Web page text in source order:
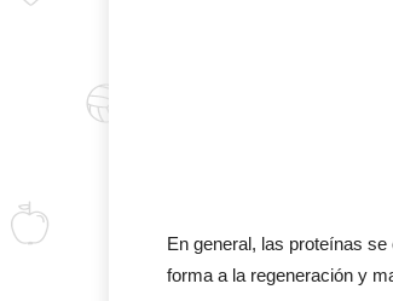
En general, las proteínas
forma a la regeneración y